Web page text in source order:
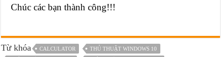
Chúc các bạn thành công!!!
Từ khóa CALCULATOR
THỦ THUẬT WINDOWS 10